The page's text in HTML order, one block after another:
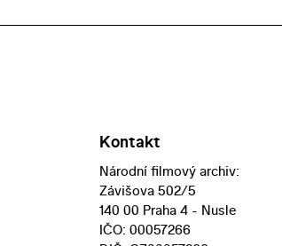
Kontakt
Národní filmový archiv:
Závišova 502/5
140 00 Praha 4 - Nusle
IČO: 00057266